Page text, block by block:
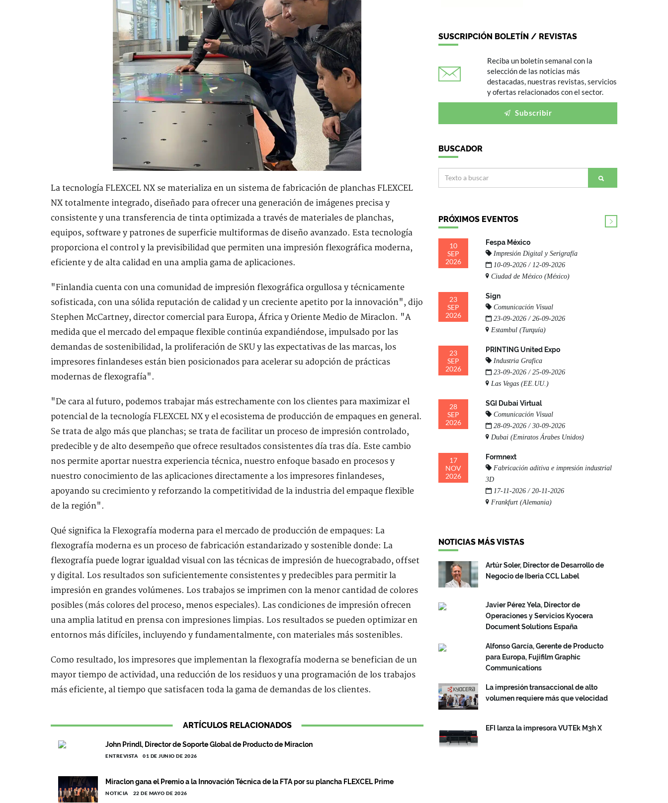
La tecnología FLEXCEL NX se materializa en un sistema de fabricación de planchas FLEXCEL
NX totalmente integrado, diseñado para ofrecer una generación de imágenes precisa y
consistente y una transferencia de tinta optimizada a través de materiales de planchas,
equipos, software y patrones de superficie multiformas de diseño avanzado. Esta tecnología
proporciona el control y la previsibilidad que permiten una impresión flexográfica moderna,
eficiente y de alta calidad en una amplia gama de aplicaciones.
"Finlandia cuenta con una comunidad de impresión flexográfica orgullosa y técnicamente
sofisticada, con una sólida reputación de calidad y un creciente apetito por la innovación", dijo
Stephen McCartney, director comercial para Europa, África y Oriente Medio de Miraclon. "A
medida que el mercado del empaque flexible continúa expandiéndose, impulsado por las
demandas de sostenibilidad, la proliferación de SKU y las expectativas de las marcas, los
impresores finlandeses están bien posicionados para acelerar su adopción de prácticas
modernas de flexografía".
"De cara al futuro, podemos trabajar más estrechamente con los clientes para maximizar el
potencial de la tecnología FLEXCEL NX y el ecosistema de producción de empaques en general.
Se trata de algo más que planchas; se trata de facilitar un proceso de impresión controlado,
predecible y de alto desempeño que ofrece resultados consistentes día tras día. Este cambio
nos permite aportar nuestra experiencia técnica, nuestro enfoque basado en procesos y
nuestro conocimiento de las aplicaciones directamente a los impresores finlandeses,
apoyando su crecimiento y reforzando la competitividad de la industria del empaque flexible
de la región".
Qué significa la Flexografía moderna para el mercado de producción de empaques: La
flexografía moderna es un proceso de fabricación estandarizado y sostenible donde: La
flexografía puede lograr igualdad visual con las técnicas de impresión de huecograbado, offset
y digital. Los resultados son suficientemente consistentes y predecibles para permitir la
impresión en grandes volúmenes. Los trabajos se imprimen con la menor cantidad de colores
posibles (más colores del proceso, menos especiales). Las condiciones de impresión ofrecen
una amplia latitud en prensa con impresiones limpias. Los resultados se pueden optimizar en
entornos más difíciles, incluyendo y fundamentalmente, con materiales más sostenibles.
Como resultado, los impresores que implementan la flexografía moderna se benefician de un
mayor tiempo de actividad, una reducción de los residuos y una programación de los trabajos
más eficiente, al tiempo que satisfacen toda la gama de demandas de los clientes.
ARTÍCULOS RELACIONADOS
John Prindl, Director de Soporte Global de Producto de Miraclon
ENTREVISTA 01 DE JUNIO DE 2026
Miraclon gana el Premio a la Innovación Técnica de la FTA por su plancha FLEXCEL Prime
NOTICIA 22 DE MAYO DE 2026
SUSCRIPCIÓN BOLETÍN / REVISTAS
Reciba un boletín semanal con la
selección de las noticias más
destacadas, nuestras revistas, servicios
y ofertas relacionados con el sector.
Subscribir
BUSCADOR
PRÓXIMOS EVENTOS
10
SEP
2026
Fespa México
Impresión Digital y Serigrafía
10-09-2026 / 12-09-2026
Ciudad de México (México)
23
SEP
2026
Sign
Comunicación Visual
23-09-2026 / 26-09-2026
Estambul (Turquía)
23
SEP
2026
PRINTING United Expo
Industria Grafica
23-09-2026 / 25-09-2026
Las Vegas (EE.UU.)
28
SEP
2026
SGI Dubai Virtual
Comunicación Visual
28-09-2026 / 30-09-2026
Dubai (Emiratos Árabes Unidos)
17
NOV
2026
Formnext
Fabricación aditiva e impresión industrial
3D
17-11-2026 / 20-11-2026
Frankfurt (Alemania)
NOTICIAS MÁS VISTAS
Artúr Soler, Director de Desarrollo de
Negocio de Iberia CCL Label
Javier Pérez Yela, Director de
Operaciones y Servicios Kyocera
Document Solutions España
Alfonso García, Gerente de Producto
para Europa, Fujifilm Graphic
Communications
La impresión transaccional de alto
volumen requiere más que velocidad
EFI lanza la impresora VUTEk M3h X